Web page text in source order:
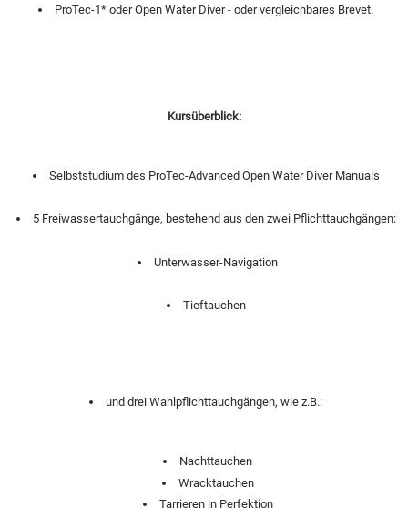
ProTec-1* oder Open Water Diver - oder vergleichbares Brevet.
Kursüberblick:
Selbststudium des ProTec-Advanced Open Water Diver Manuals
5 Freiwassertauchgänge, bestehend aus den zwei Pflichttauchgängen:
Unterwasser-Navigation
Tieftauchen
und drei Wahlpflichttauchgängen, wie z.B.:
Nachttauchen
Wracktauchen
Tarrieren in Perfektion